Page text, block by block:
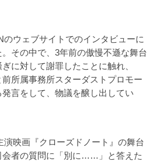
ウェブサイトでのインタビューに
その中で、3年前の傲慢不遜な舞台
に対して謝罪したことに触れ、
前所属事務所スターダストプロモー
言をして、物議を醸し出してい
映画『クローズドノート』の舞台
会者の質問に「別に……」と答えた